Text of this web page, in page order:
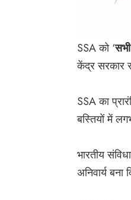
SSA को ‘
केंद्र सरकार
SSA का
बस्तियों में
भारतीय
अनिवार्य